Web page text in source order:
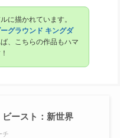
に描かれています。
グラウンド キングダ
、こちらの作品もハマ
ースト：新世界
チ